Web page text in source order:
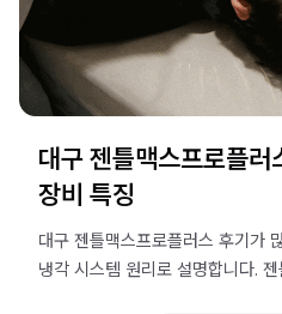
대구 젠틀맥스프로플
장비 특징
대구 젠틀맥스프로플러스 후기가
냉각 시스템 원리로 설명합니다.